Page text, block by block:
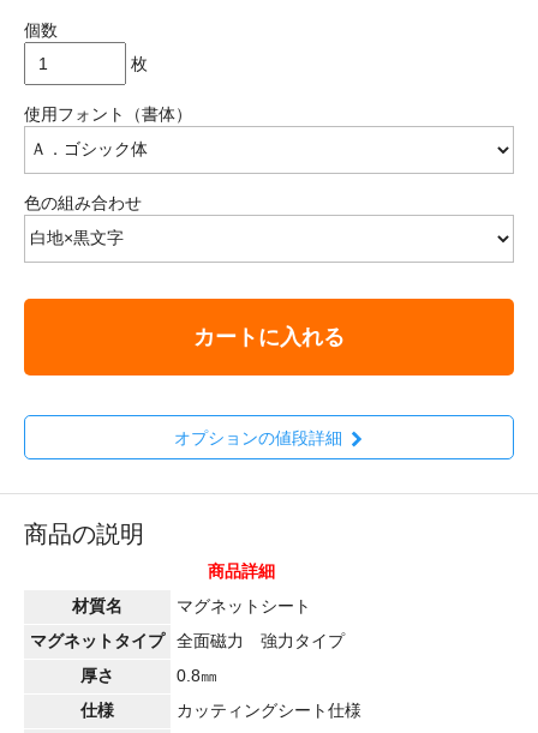
個数
枚
使用フォント（書体）
色の組み合わせ
カートに入れる
オプションの値段詳細
商品の説明
商品詳細
材質名
マグネットシート
マグネットタイプ
全面磁力 強力タイプ
厚さ
0.8㎜
仕様
カッティングシート仕様